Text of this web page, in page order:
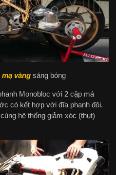
mạ vàng sáng bóng
Monobloc với 2 cặp má
có kết hợp với đĩa phanh đôi.
hệ thống giảm xóc (thụt)